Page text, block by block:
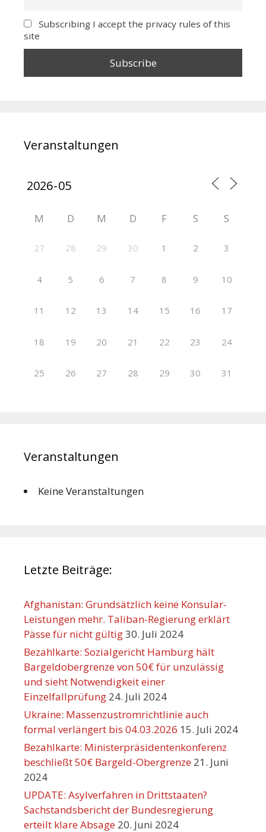
Subscribing I accept the privacy rules of this
site
Veranstaltungen
M D M D F S S
27 28 29 30 1 2 3
4 5 6 7 8 9 10
11 12 13 14 15 16 17
18 19 20 21 22 23 24
25 26 27 28 29 30 31
Veranstaltungen
Keine Veranstaltungen
Letzte Beiträge:
Afghanistan: Grundsätzlich keine Konsular-
Leistungen mehr. Taliban-Regierung erklärt
Pässe für nicht gültig30. Juli 2024
Bezahlkarte: Sozialgericht Hamburg hält
Bargeldobergrenze von 50€ für unzulässig
und sieht Notwendigkeit einer
Einzelfallprüfung 24. Juli 2024
Ukraine: Massenzustromrichtlinie auch
formal verlängert bis 04.03.2026 15. Juli 2024
Bezahlkarte: Ministerpräsidentenkonferenz
beschließt 50€ Bargeld-Obergrenze 21. Juni
2024
UPDATE: Asylverfahren in Drittstaaten?
Sachstandsbericht der Bundesregierung
erteilt klare Absage 20. Juni 2024